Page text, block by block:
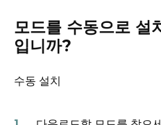
모드를 수동으로 설
입니까?
수동 설치